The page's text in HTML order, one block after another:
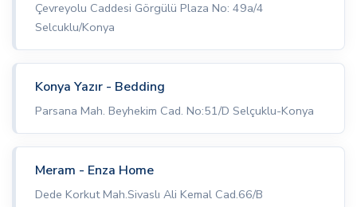
Çevreyolu Caddesi Görgülü Plaza No: 49a/4
Selcuklu/Konya
Konya Yazır - Bedding
Parsana Mah. Beyhekim Cad. No:51/D Selçuklu-Konya
Meram - Enza Home
Dede Korkut Mah.Sivaslı Ali Kemal Cad.66/B